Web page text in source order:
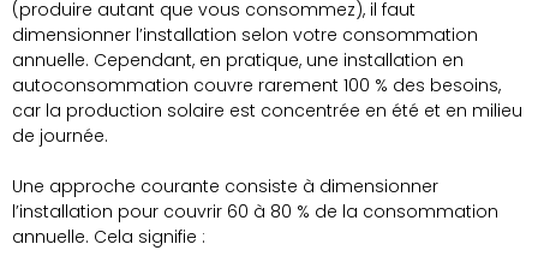
(produire autant que vous consommez), il faut
dimensionner l’installation selon votre consommation
annuelle. Cependant, en pratique, une installation en
autoconsommation couvre rarement 100 % des besoins,
car la production solaire est concentrée en été et en milieu
de journée.
Une approche courante consiste à dimensionner
l’installation pour couvrir 60 à 80 % de la consommation
annuelle. Cela signifie :